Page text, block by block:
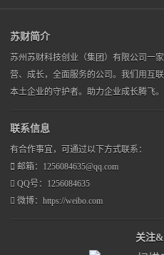
苏财简介
苏州苏财科技创业（集团）有限公司一
营、成长，全面服务的公司。我们用互
本土企业的守护者。助力企业成长腾飞
联系信息
有合作事宜，可通过以下方式联系：
邮箱：1256084635@qq.com
QQ号：1256084635
微博：https://weibo.com
关注